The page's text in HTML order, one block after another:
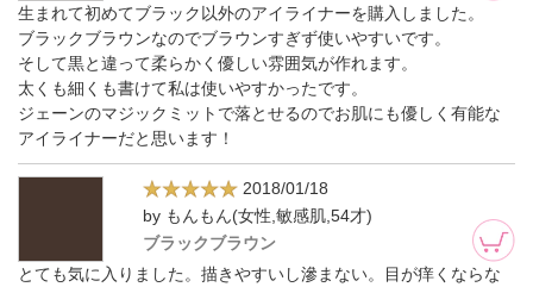
生まれて初めてブラック以外のアイライナーを購入しました。
ブラックブラウンなのでブラウンすぎず使いやすいです。
そして黒と違って柔らかく優しい雰囲気が作れます。
太くも細くも書けて私は使いやすかったです。
ジェーンのマジックミットで落とせるのでお肌にも優しく有能な
アイライナーだと思います！
2018/01/18
by もんもん(女性,敏感肌,54才)
ブラックブラウン
とても気に入りました。描きやすいし滲まない。目が痒くならな